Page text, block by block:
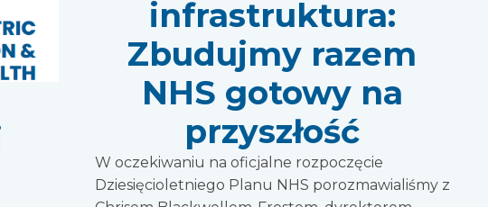
infrastruktura:
Zbudujmy razem
NHS gotowy na
przyszłość
W oczekiwaniu na oficjalne rozpoczęcie
Dziesięcioletniego Planu NHS porozmawialiśmy z